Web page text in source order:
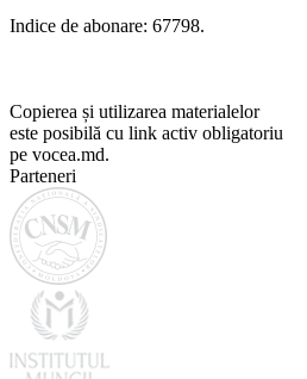
Indice de abonare: 67798.
Copierea și utilizarea materialelor
este posibilă cu link activ obligatoriu
pe vocea.md.
Parteneri